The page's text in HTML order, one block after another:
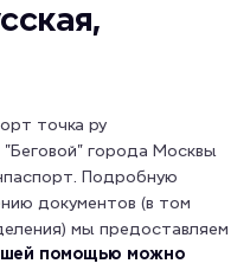
точка ру
города Москвы
Подробную
документов (в том
мы предоставляем
помощью можно